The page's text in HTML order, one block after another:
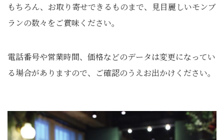
もちろん、お取り寄せできるものまで、見目麗しいモンブ
ランの数々をご賞味ください。
電話番号や営業時間、価格などのデータは変更になってい
る場合がありますので、ご確認のうえお出かけください。